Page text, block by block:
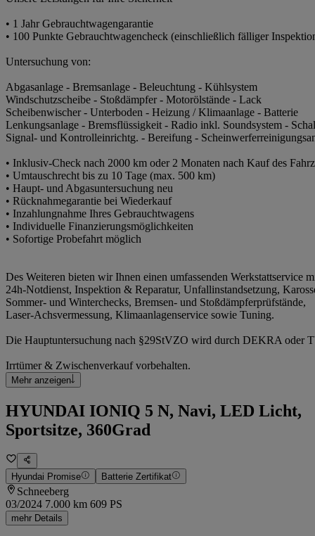
• 1 Jahr Gebrauchtwagengarantie
• 100 Punkte Gebrauchtwagencheck (einschließlich fälliger
Untersuchung von:
Abgasanlage - Bremsanlage - Beleuchtung - Kühlsystem
Windschutzscheibe - Stoßdämpfer - Motorölstände - Lack
Scheibenwischer - Unterboden - Heizung / Klimaanlage - Batterie
Lenkungsanlage - Bremsflüssigkeit - Radio inkl. Soundsystem -
Signal- und Kontrolleinrichtg. - Bereifung -
• Inklusiv-Check nach 2000 km oder 2 Monaten nach Kauf des
• Umtauschrecht bis zu 10 Tage (max. 500 km)
• Haupt- und Abgasuntersuchung neu
• Rücknahmegarantie bei Wiederkauf
• Inzahlungnahme Ihres Gebrauchtwagens
• Individuelle Finanzierungsmöglichkeiten
• Sofortige Probefahrt möglich
Des Weiteren bieten wir Ihnen einen umfassenden Werkstattservice
24h-Notdienst, Inspektion & Reparatur, Unfallinstandsetzung,
Sommer- und Winterchecks, Bremsen- und Stoßdämpferprüfstände,
Laser-Achsvermessung, Klimaanlagenservice sowie Tuning.
Die Hauptuntersuchung nach §29StVZO wird durch DEKRA oder
Irrtümer & Zwischenverkauf vorbehalten.
Mehr anzeigen
HYUNDAI IONIQ 5 N, Navi, LED Licht,
Sportsitze, 360Grad
Hyundai Promise Batterie Zertifikat
Schneeberg
03/2024 7.000 km 609 PS
mehr Details